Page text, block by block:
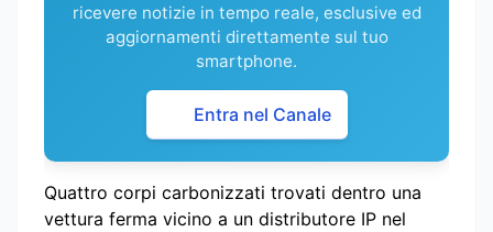
ricevere notizie in tempo reale, esclusive ed
aggiornamenti direttamente sul tuo
smartphone.
Entra nel Canale
Quattro corpi carbonizzati trovati dentro una
vettura ferma vicino a un distributore IP nel